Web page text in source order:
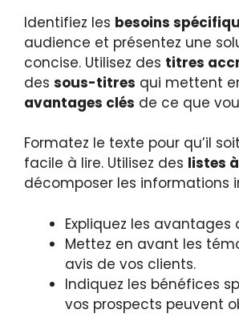
Identifiez les besoins
audience et présentez une
concise. Utilisez des titres
des sous-titres qui mettent
avantages clés de ce que
Formatez le texte pour qu’il
facile à lire. Utilisez des listes
décomposer les informations
Expliquez les avantages
Mettez en avant les
avis de vos clients.
Indiquez les bénéfices
vos prospects peuvent